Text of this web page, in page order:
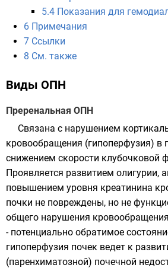
5.4 Показания для
6 Примечания
7 Ссылки
8 См. также
Виды ОПН
Преренальная ОПН
Связана с нарушением
кровообращения (гипоперфузия) в
снижением скорости клубочковой
Проявляется развитием олигурии,
повышением уровня креатинина
почки не повреждены, но не
общего нарушения
- потенциально обратимое
гипоперфузия почек ведет к
(паренхиматозной) почечной